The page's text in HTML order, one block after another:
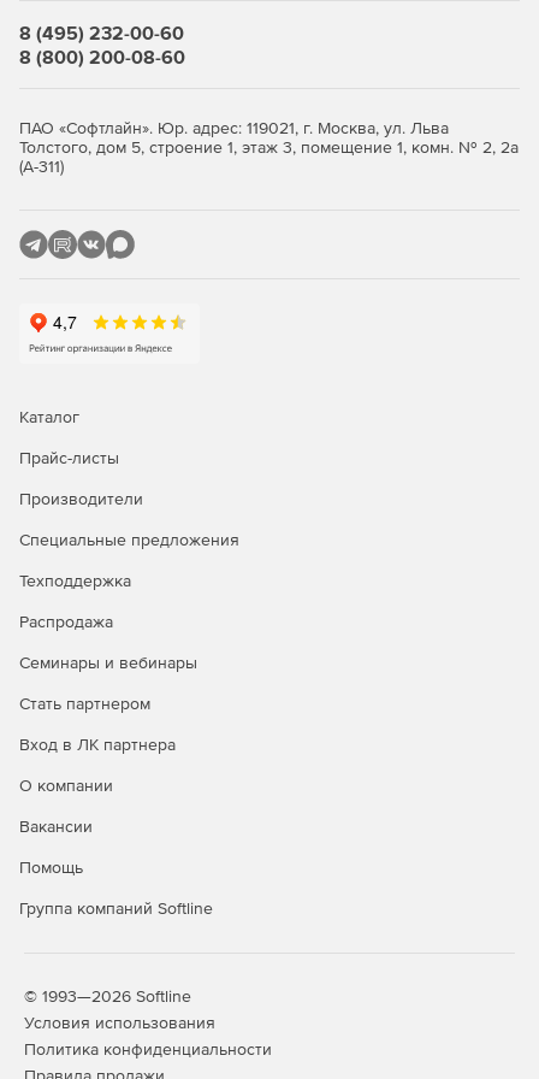
изображение схемы с нанесенными результатами
расчета в файлы DXF (формат обмена чертежами для
Формирование сводных таблиц по результатам
комплексных расчетов в целях обоснования
проведения кабельной раскладки и т. д.).
Microsoft Word с использованием специально
заготовленных шаблонов, предусматривающих
Экспорт любой таблицы в текстовый файл формата
использования в различных приложениях.
Различные способы расцветки схемы для упрощения
Отображение оперативных состояний (включено или
или отключение объекта может выполняться простым
Использование блоков для быстрого формирования
применяться комплектные распределительные
распределительные щиты.
высокого уровня. Для этого предусмотрены
Интеграция со специализированными программными
комплексами: ElectriCS 3D для кабельной раскладки,
CSoft EnergyCS для расчета режимов
8 (495) 232-00-60
8 (800) 200-08-60
ПАО «Софтлайн». Юр. адрес: 119021, г. Москва, ул. Льва
Толстого, дом 5, строение 1, этаж 3, помещение 1, комн. № 2, 2а
(А-311)
Каталог
Прайс-листы
Производители
Специальные предложения
Техподдержка
Распродажа
Семинары и вебинары
Стать партнером
Вход в ЛК партнера
О компании
Вакансии
Помощь
Группа компаний Softline
© 1993—2026 Softline
Условия использования
Политика конфиденциальности